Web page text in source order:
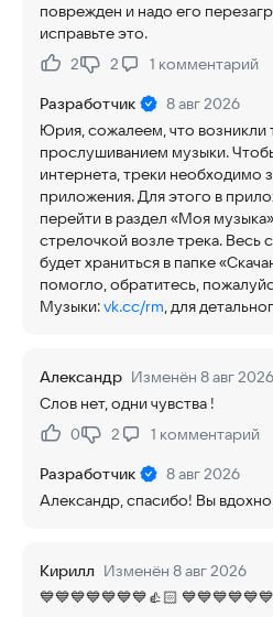
поврежден и надо его
исправьте это.
Нравится:
2Не нравится:
2 1 комментарий
Разработчик
8 авг 2026
Юрия, сожалеем, что возникли
прослушиванием музыки.
интернета, треки необходимо
приложения. Для этого в
перейти в раздел «Моя
стрелочкой возле трека. Весь
будет храниться в папке
помогло, обратитесь,
Музыки:vk.cc/rm, для
Александр Изменён 8 авг 2026
Слов нет, одни чувства !
Нравится:
0Не нравится:
2 1 комментарий
Разработчик
8 авг 2026
Александр, спасибо! Вы
Кирилл Изменён 8 авг 2026
💙💙💙💙💙💙💙👍🏻